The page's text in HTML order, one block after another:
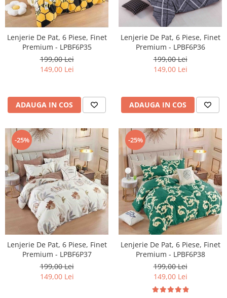
Lenjerie De Pat, 6 Piese, Finet
Premium - LPBF6P35
199,00 Lei
149,00 Lei
ADAUGA IN COS
Lenjerie De Pat, 6 Piese, Finet
Premium - LPBF6P36
199,00 Lei
149,00 Lei
ADAUGA IN COS
-25%
Lenjerie De Pat, 6 Piese, Finet
Premium - LPBF6P37
199,00 Lei
149,00 Lei
-25%
Lenjerie De Pat, 6 Piese, Finet
Premium - LPBF6P38
199,00 Lei
149,00 Lei